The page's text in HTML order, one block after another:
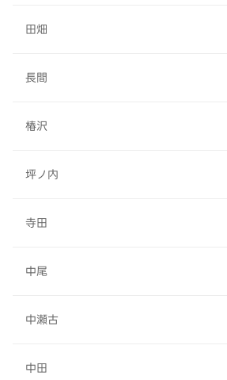
田畑
長間
椿沢
坪ノ内
寺田
中尾
中瀬古
中田